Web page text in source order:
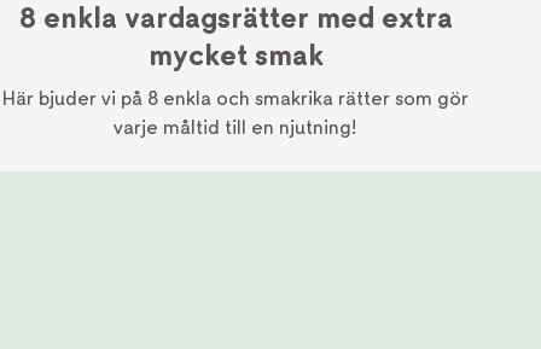
8 enkla vardagsrätter med extra
mycket smak
Här bjuder vi på 8 enkla och smakrika rätter som gör
varje måltid till en njutning!